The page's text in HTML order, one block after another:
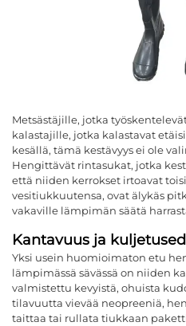
Metsästäjille, jotka
kalastajille, jotka kalastavat
kesällä, tämä kestävyys ei ole
Hengittävät rintasukat, jotka
että niiden kerrokset irtoavat
vesitiukkuutensa, ovat älykäs
vakaville lämpimän säätä
Kantavuus ja
Yksi usein huomioimaton etu
lämpimässä sävässä on niiden
valmistettu kevyistä, ohuista
tilavuutta vievää neopreeniä,
taittaa tai rullata tiukkaan